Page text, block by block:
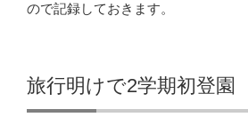
ので記録しておきます。
旅行明けで2学期初登園